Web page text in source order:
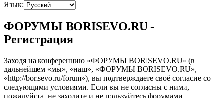
Язык:
ФОРУМЫ BORISEVO.RU -
Регистрация
Заходя на конференцию «ФОРУМЫ BORISEVO.RU» (в
дальнейшем «мы», «наш», «ФОРУМЫ BORISEVO.RU»,
«http://borisevo.ru/forum»), вы подтверждаете своё согласие со
следующими условиями. Если вы не согласны с ними,
пожалуйста, не заходите и не пользуйтесь форумами